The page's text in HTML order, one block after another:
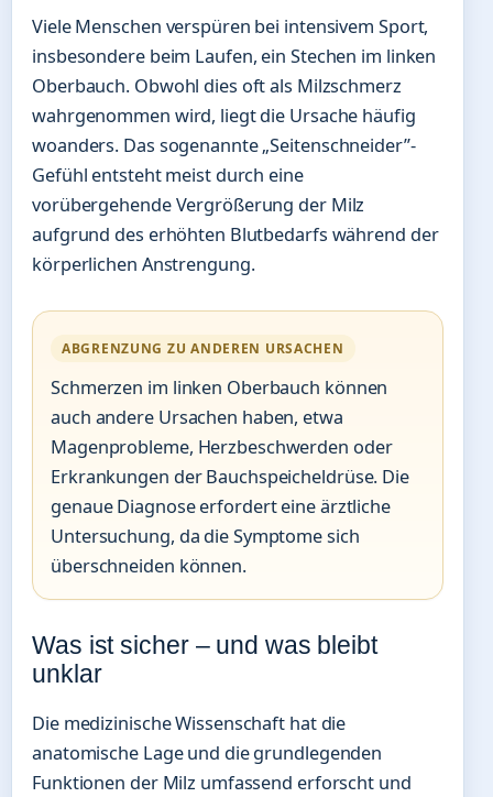
Viele Menschen verspüren bei intensivem Sport,
insbesondere beim Laufen, ein Stechen im linken
Oberbauch. Obwohl dies oft als Milzschmerz
wahrgenommen wird, liegt die Ursache häufig
woanders. Das sogenannte „Seitenschneider”-
Gefühl entsteht meist durch eine
vorübergehende Vergrößerung der Milz
aufgrund des erhöhten Blutbedarfs während der
körperlichen Anstrengung.
ABGRENZUNG ZU ANDEREN URSACHEN
Schmerzen im linken Oberbauch können
auch andere Ursachen haben, etwa
Magenprobleme, Herzbeschwerden oder
Erkrankungen der Bauchspeicheldrüse. Die
genaue Diagnose erfordert eine ärztliche
Untersuchung, da die Symptome sich
überschneiden können.
Was ist sicher – und was bleibt
unklar
Die medizinische Wissenschaft hat die
anatomische Lage und die grundlegenden
Funktionen der Milz umfassend erforscht und